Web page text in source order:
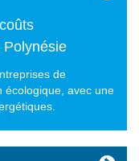
Polynésie
de
écologique, avec une